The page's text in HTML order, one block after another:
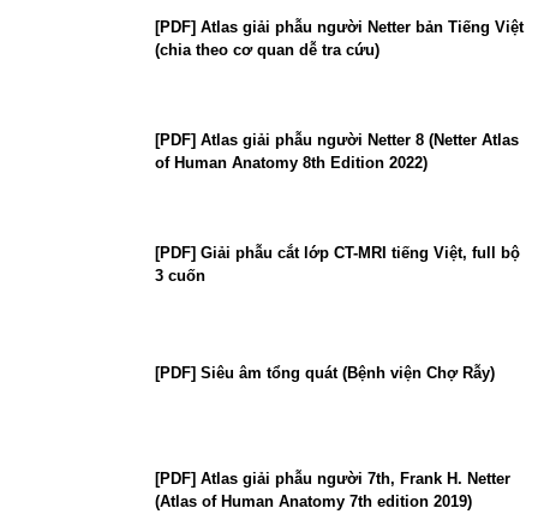
[PDF] Atlas giải phẫu người Netter bản Tiếng Việt
(chia theo cơ quan dễ tra cứu)
[PDF] Atlas giải phẫu người Netter 8 (Netter Atlas
of Human Anatomy 8th Edition 2022)
[PDF] Giải phẫu cắt lớp CT-MRI tiếng Việt, full bộ
3 cuốn
[PDF] Siêu âm tổng quát (Bệnh viện Chợ Rẫy)
[PDF] Atlas giải phẫu người 7th, Frank H. Netter
(Atlas of Human Anatomy 7th edition 2019)